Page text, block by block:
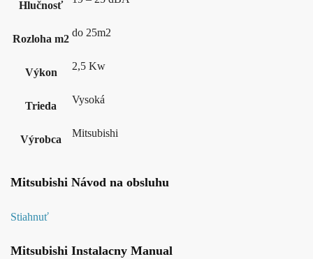
Hlučnosť
Rozloha m2
do 25m2
Výkon
2,5 Kw
Trieda
Vysoká
Výrobca
Mitsubishi
Mitsubishi Návod na obsluhu
Stiahnuť
Mitsubishi Instalacny Manual